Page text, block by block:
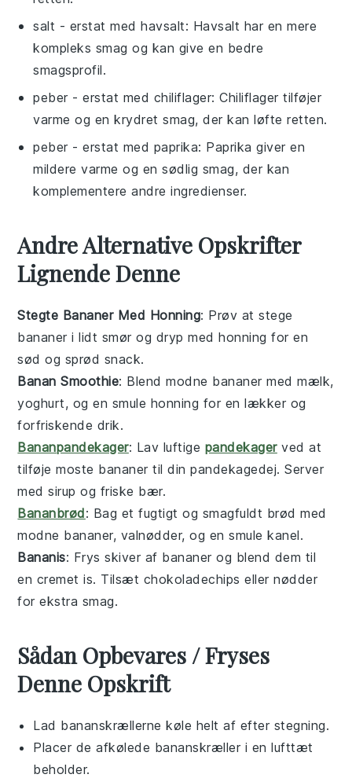
salt - erstat medhavsalt: Havsalt har en mere
kompleks smag og kan give en bedre
smagsprofil.
peber - erstat med chiliflager: Chiliflager tilføjer
varme og en krydret smag, der kan løfte retten.
peber - erstat med paprika: Paprika giver en
mildere varme og en sødlig smag, der kan
komplementere andre ingredienser.
Andre Alternative Opskrifter
Lignende Denne
Stegte Bananer Med Honning: Prøv at stege
bananer i lidt smør og dryp med honning for en
sød og sprød snack.
Banan Smoothie: Blend modne bananer medmælk,
yoghurt, og en smule honning for en lækker og
forfriskende drik.
Bananpandekager: Lav luftige pandekagerved at
tilføje moste bananer til din pandekagedej. Server
medsirup og friske bær.
Bananbrød: Bag et fugtigt og smagfuldt brød med
modne bananer, valnødder, og en smulekanel.
Bananis: Frys skiver af bananer og blend dem til
en cremetis. Tilsæt chokoladechips ellernødder
for ekstra smag.
Sådan Opbevares / Fryses
Denne Opskrift
Lad bananskrællerne køle helt af efter stegning.
Placer de afkølede bananskræller i en lufttæt
beholder.